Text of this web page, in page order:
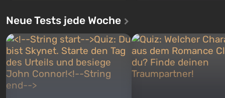
Neue Tests jede Woche